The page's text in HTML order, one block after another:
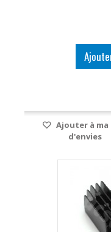
Ajouter à
d'envies